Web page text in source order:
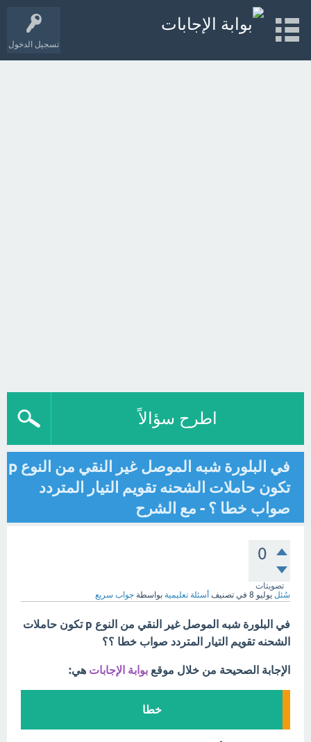
تسجيل الدخول
اطرح سؤالاً
في البلورة شبه الموصل غير النقي من النوع p
تكون حاملات الشحنه تقويم التيار المتردد
صواب خطا ؟ - مع الشرح
0
تصويتات
سُئل يوليو 8 في تصنيف أسئلة تعليمية بواسطة جواب سريع
في البلورة شبه الموصل غير النقي من النوع p تكون حاملات
الشحنه تقويم التيار المتردد صواب خطا ؟؟
الإجابة الصحيحة من خلال موقع بوابة الإجابات هي:
خطا